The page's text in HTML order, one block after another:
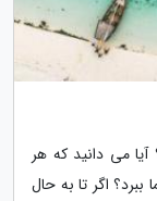
آیا می دانید که هر
اگر تا به حال